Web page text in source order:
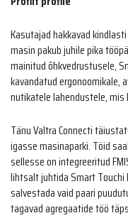
Kasutajad hakkavad
masin pakub juhile pika
mainitud õhkvedrustusele,
kavandatud ergonoomikale,
nutikatele lahendustele,
Tänu Valtra Connecti
igasse masinaparki. Töid
sellesse on integreeritud
lihtsalt juhtida Smart
salvestada vaid paari
tagavad agregaatide töö